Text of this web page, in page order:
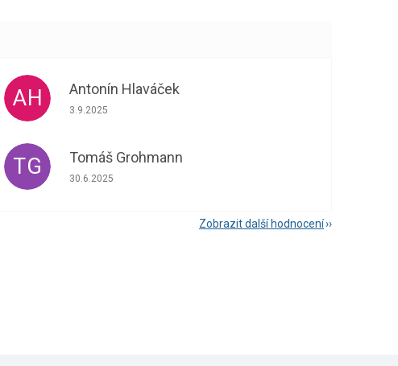
AH Antonín Hlaváček
Hodnocení obchodu je 5 z 5 hvězdiček.
3.9.2025
TG Tomáš Grohmann
Hodnocení obchodu je 5 z 5 hvězdiček.
30.6.2025
Zobrazit další hodnocení